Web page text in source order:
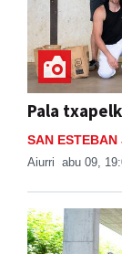
Pala
SAN
Aiurri abu 09,